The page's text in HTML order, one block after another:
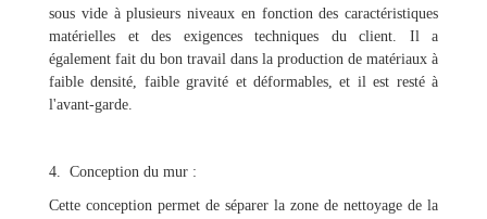
sous vide à plusieurs niveaux en fonction des caractéristiques
matérielles et des exigences techniques du client. Il a
également fait du bon travail dans la production de matériaux à
faible densité, faible gravité et déformables, et il est resté à
l'avant-garde.
4. Conception du mur :
Cette conception permet de séparer la zone de nettoyage de la